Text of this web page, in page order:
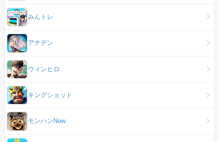
みんトレ
アナデン
ウィンヒロ
キングショット
モンハンNow